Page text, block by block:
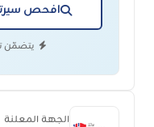
افحص
يتضمّن
الجهة المعلنة